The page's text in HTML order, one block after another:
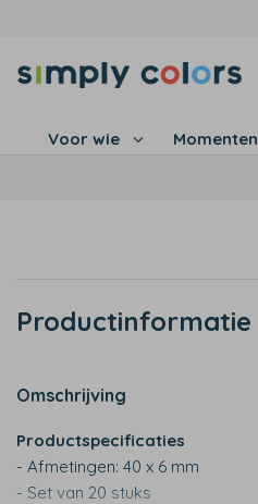
Voor wie Momenten
Productinformatie
Omschrijving
Productspecificaties
- Afmetingen: 40 x 6 mm
- Set van 20 stuks